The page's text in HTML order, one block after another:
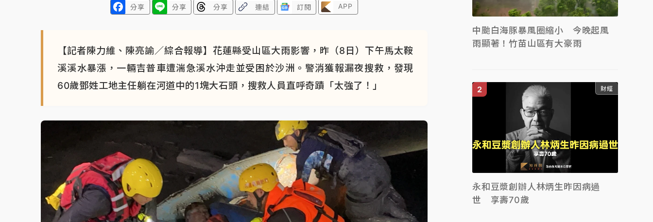
分享 分享 分享 連結 訂閱 APP
【記者陳力維、陳亮諭／綜合報導】花蓮縣受山區大雨影響，昨（8日）下午馬太鞍
溪溪水暴漲，一輛吉普車遭湍急溪水沖走並受困於沙洲。警消獲報漏夜搜救，發現
60歲鄧姓工地主任躺在河道中的1塊大石頭，搜救人員直呼奇蹟「太強了！」
中颱白海豚暴風圈縮小 今晚起風
雨顯著！竹苗山區有大豪雨
財經
永和豆漿創辦人林炳生昨因病過
世 享壽70歲